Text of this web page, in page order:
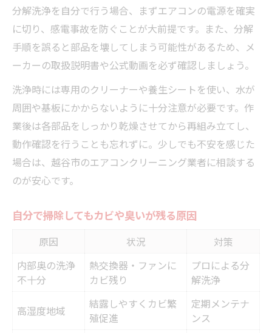
分解洗浄を自分で行う場合、まずエアコンの電源を確実
に切り、感電事故を防ぐことが大前提です。また、分解
手順を誤ると部品を壊してしまう可能性があるため、メ
ーカーの取扱説明書や公式動画を必ず確認しましょう。
洗浄時には専用のクリーナーや養生シートを使い、水が
周囲や基板にかからないように十分注意が必要です。作
業後は各部品をしっかり乾燥させてから再組み立てし、
動作確認を行うことも忘れずに。少しでも不安を感じた
場合は、越谷市のエアコンクリーニング業者に相談する
のが安心です。
自分で掃除してもカビや臭いが残る原因
原因 状況
対策
内部奥の洗浄
不十分
熱交換器・ファンに
カビ残り
プロによる分
解洗浄
高湿度地域
結露しやすくカビ繁
殖促進
定期メンテナ
ンス